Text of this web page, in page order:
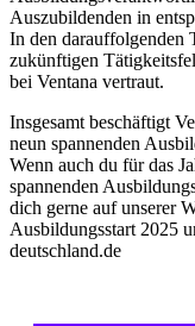
Auszubildenden in
In den darauffolgenden
zukünftigen
bei Ventana vertraut.
Insgesamt beschäftigt
neun spannenden
Wenn auch du für das
spannenden
dich gerne auf unserer
Ausbildungsstart 2025
deutschland.de